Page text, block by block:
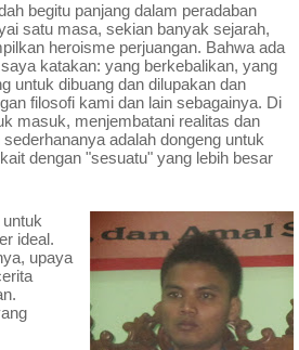
begitu panjang dalam peradaban
satu masa, sekian banyak sejarah,
heroisme perjuangan. Bahwa ada
katakan: yang berkebalikan, yang
untuk dibuang dan dilupakan dan
filosofi kami dan lain sebagainya. Di
masuk, menjembatani realitas dan
adalah dongeng untuk
dengan "sesuatu" yang lebih besar
ideal.
upaya